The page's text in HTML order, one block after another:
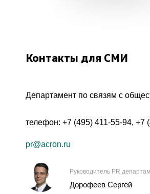
Контакты для СМИ
Департамент по связям с
телефон: +7 (495) 411-55-94, +7
pr@acron.ru
Руководитель PR
Дорофеев Сергей